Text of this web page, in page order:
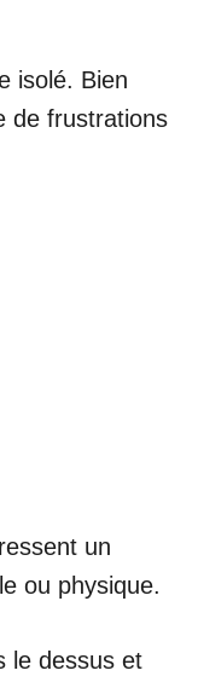
isolé. Bien
de frustrations
un
ou physique.
le dessus et